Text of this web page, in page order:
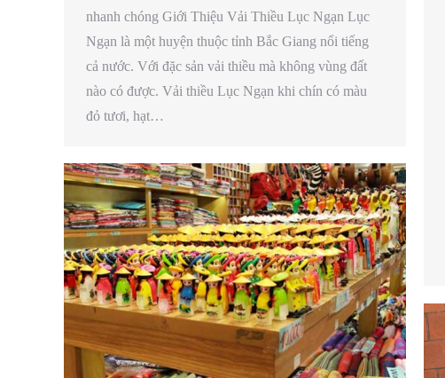
nhanh chóng Giới Thiệu Vải Thiều Lục Ngạn Lục
Ngạn là một huyện thuộc tỉnh Bắc Giang nổi tiếng
cả nước. Với đặc sản vải thiều mà không vùng đất
nào có được. Vải thiều Lục Ngạn khi chín có màu
đỏ tươi, hạt…